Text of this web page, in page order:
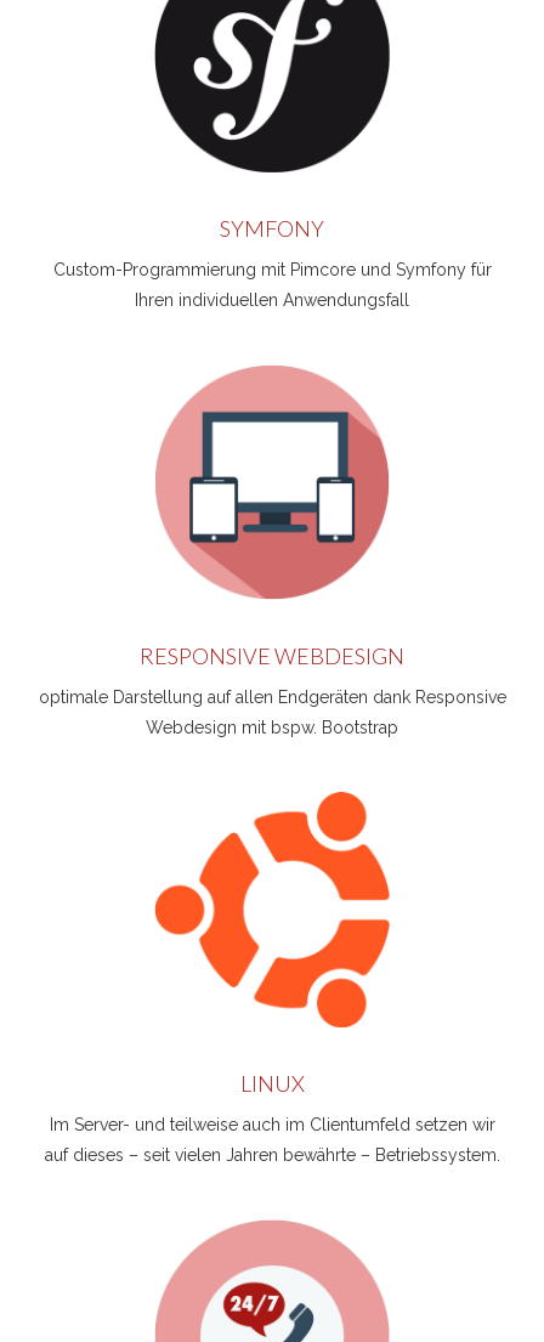
SYMFONY
Custom-Programmierung mit Pimcore und Symfony für
Ihren individuellen Anwendungsfall
RESPONSIVE WEBDESIGN
optimale Darstellung auf allen Endgeräten dank Responsive
Webdesign mit bspw. Bootstrap
LINUX
Im Server- und teilweise auch im Clientumfeld setzen wir
auf dieses – seit vielen Jahren bewährte – Betriebssystem.